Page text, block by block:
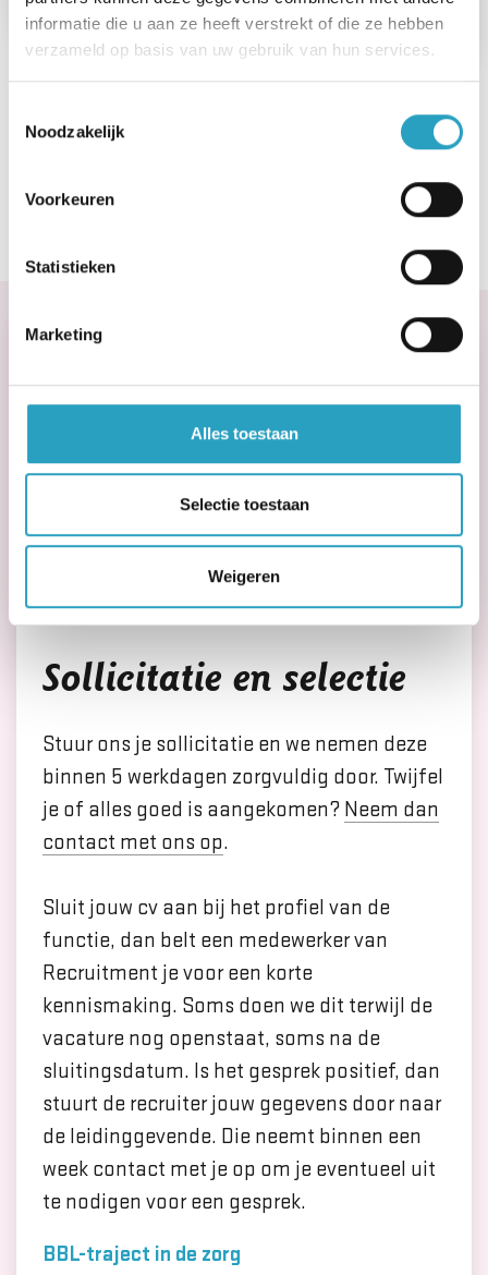
informatie die u aan ze heeft verstrekt of die ze hebben
verzameld op basis van uw gebruik van hun services.
Noodzakelijk
Voorkeuren
Statistieken
Marketing
Alles toestaan
Selectie toestaan
Weigeren
Bekijk de vacature
Bekijk alle vacatures voor werken en leren
Assessment
Contract
Sollicitatie en selectie
Stuur ons je sollicitatie en we nemen deze
binnen 5 werkdagen zorgvuldig door. Twijfel
je of alles goed is aangekomen? Neem dan
contact met ons op.
Sluit jouw cv aan bij het profiel van de
functie, dan belt een medewerker van
Recruitment je voor een korte
kennismaking. Soms doen we dit terwijl de
vacature nog openstaat, soms na de
sluitingsdatum. Is het gesprek positief, dan
stuurt de recruiter jouw gegevens door naar
de leidinggevende. Die neemt binnen een
week contact met je op om je eventueel uit
te nodigen voor een gesprek.
BBL-traject in de zorg